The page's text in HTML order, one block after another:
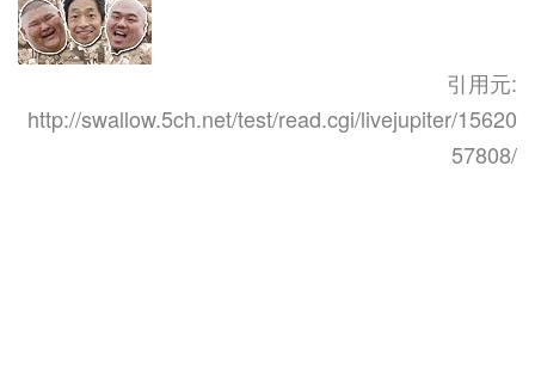
引用元:
http://swallow.5ch.net/test/read.cgi/livejupiter/15620
57808/